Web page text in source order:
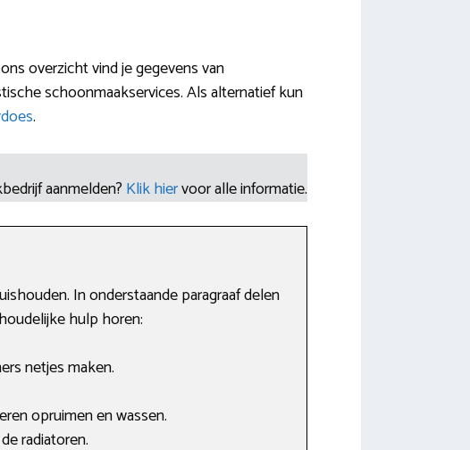
overzicht vind je gegevens van
schoonmaakservices. Als alternatief kun
.
aanmelden? Klik hiervoor alle informatie.
In onderstaande paragraaf delen
hulp horen:
netjes maken.
opruimen en wassen.
radiatoren.